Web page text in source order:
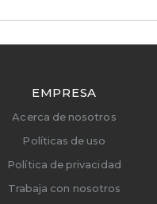
EMPRESA
Acerca de nosotros
Políticas de uso
Política de privacidad
Trabaja con nosotros